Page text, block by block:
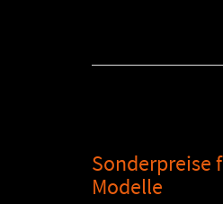
Sonderpreise
Modelle